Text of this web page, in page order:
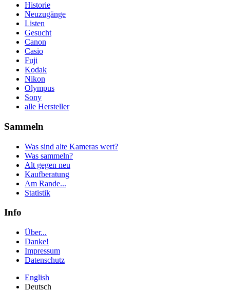
Historie
Neuzugänge
Listen
Gesucht
Canon
Casio
Fuji
Kodak
Nikon
Olympus
Sony
alle Hersteller
Sammeln
Was sind alte Kameras wert?
Was sammeln?
Alt gegen neu
Kaufberatung
Am Rande...
Statistik
Info
Über...
Danke!
Impressum
Datenschutz
English
Deutsch